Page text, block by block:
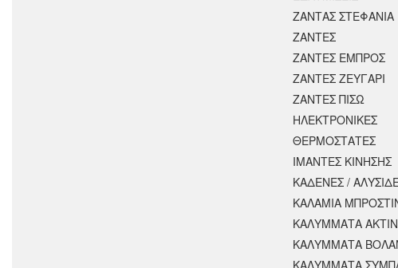
ΖΑΝΤΑΣ ΣΤΕΦΑΝΙΑ
ΖΑΝΤΕΣ
ΖΑΝΤΕΣ ΕΜΠΡΟΣ
ΖΑΝΤΕΣ ΖΕΥΓΑΡΙ
ΖΑΝΤΕΣ ΠΙΣΩ
ΗΛΕΚΤΡΟΝΙΚΕΣ
ΘΕΡΜΟΣΤΑΤΕΣ
ΙΜΑΝΤΕΣ ΚΙΝΗΣΗΣ
ΚΑΔΕΝΕΣ /
ΚΑΛΑΜΙΑ
ΚΑΛΥΜΜΑΤΑ
ΚΑΛΥΜΜΑΤΑ
ΚΑΛΥΜΜΑΤΑ